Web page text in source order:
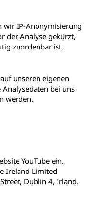
wir IP-Anonymisierung
der Analyse gekürzt,
zuordenbar ist.
unseren eigenen
Analysedaten bei uns
werden.
YouTube ein.
Ireland Limited
Dublin 4, Irland.